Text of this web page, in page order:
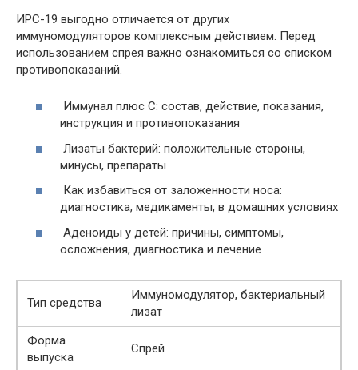
ИРС-19 выгодно отличается от других
иммуномодуляторов комплексным действием. Перед
использованием спрея важно ознакомиться со списком
противопоказаний.
Иммунал плюс С: состав, действие, показания,
инструкция и противопоказания
Лизаты бактерий: положительные стороны,
минусы, препараты
Как избавиться от заложенности носа:
диагностика, медикаменты, в домашних условиях
Аденоиды у детей: причины, симптомы,
осложнения, диагностика и лечение
Тип средства
Иммуномодулятор, бактериальный
лизат
Форма
выпуска
Спрей